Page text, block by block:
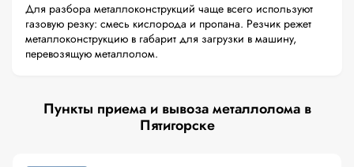
Для разбора металлоконструкций чаще всего используют
газовую резку: смесь кислорода и пропана. Резчик режет
металлоконструкцию в габарит для загрузки в машину,
перевозящую металлолом.
Пункты приема и вывоза металлолома в
Пятигорске